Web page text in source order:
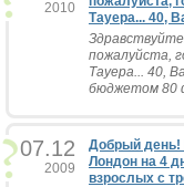
2010
Тауера... 40,
пожалуйста,
Тауера... 40,
бюджетом 80
07.12
2009
Добрый день!
Лондон на 4
взрослых с